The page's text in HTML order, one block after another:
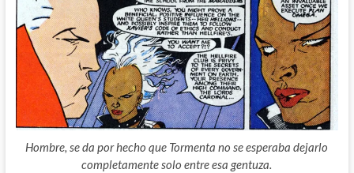
Hombre, se da por hecho que Tormenta no se esperaba dejarlo
completamente solo entre esa gentuza.